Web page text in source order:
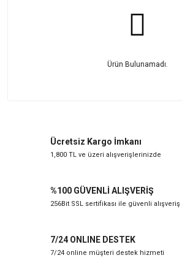
Ürün Bulunamadı.
Ücretsiz Kargo İmkanı
1,800 TL ve üzeri alışverişlerinizde
%100 GÜVENLİ ALIŞVERİŞ
256Bit SSL sertifikası ile güvenli alışveriş
7/24 ONLINE DESTEK
7/24 online müşteri destek hizmeti